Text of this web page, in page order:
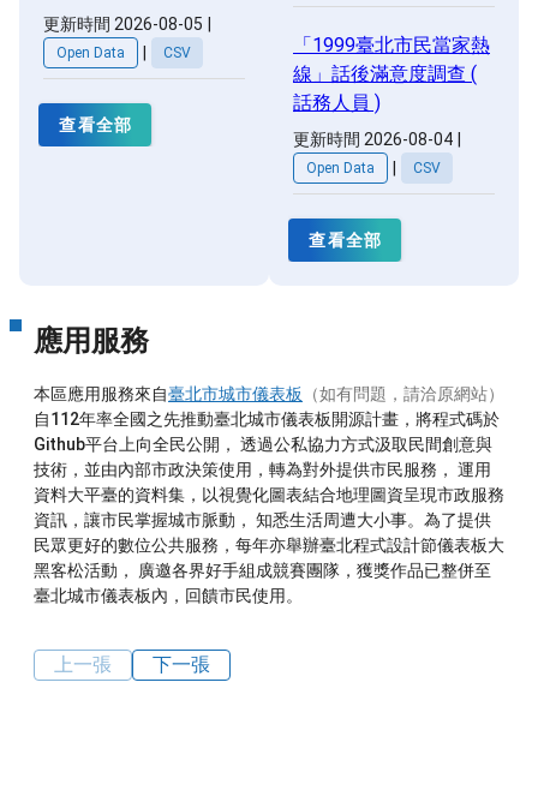
更新時間 2026-08-05
Open Data | CSV
查看全部
「1999臺北市民當家熱
線」話後滿意度調查 (
話務人員 )
更新時間 2026-08-04
Open Data | CSV
查看全部
應用服務
本區應用服務來自臺北市城市儀表板
（如有問題，請洽原網站）
自112年率全國之先推動臺北城市儀表板開源計畫，將程式碼於
Github平台上向全民公開， 透過公私協力方式汲取民間創意與
技術，並由內部市政決策使用，轉為對外提供市民服務， 運用
資料大平臺的資料集，以視覺化圖表結合地理圖資呈現市政服務
資訊，讓市民掌握城市脈動， 知悉生活周遭大小事。為了提供
民眾更好的數位公共服務，每年亦舉辦臺北程式設計節儀表板大
黑客松活動， 廣邀各界好手組成競賽團隊，獲獎作品已整併至
臺北城市儀表板內，回饋市民使用。
上一張 下一張